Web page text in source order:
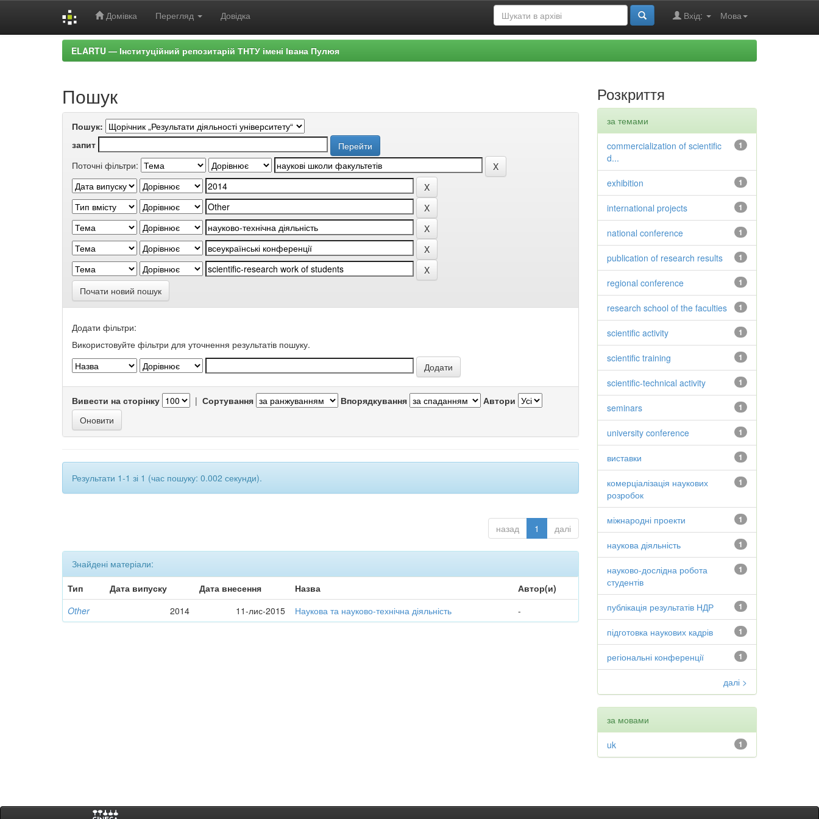
Домівка Перегляд Довідка Мова
Вхід:
ELARTU — Інституційний репозитарій ТНТУ імені Івана Пулюя
Пошук
Пошук:
запит
Поточні фільтри:
Почати новий пошук
Додати фільтри:
Використовуйте фільтри для уточнення результатів пошуку.
Вивести на сторінку | Сортування Впорядкування Автори
Результати 1-1 зі 1 (час пошуку: 0.002 секунди).
назад 1 далі
Знайдені матеріали:
Тип
Дата випуску Дата внесення Назва
Автор(и)
Other
2014 11-лис-2015 Наукова та науково-технічна діяльність -
Розкриття
за темами
1
commercialization of scientific
d...
1
exhibition
1
international projects
1
national conference
1
publication of research results
1
regional conference
1
research school of the faculties
1
scientific activity
1
scientific training
1
scientific-technical activity
1
seminars
1
university conference
1
виставки
1
комерціалізація наукових
розробок
1
міжнародні проекти
1
наукова діяльність
1
науково-дослідна робота
студентів
1
публікація результатів НДР
1
підготовка наукових кадрів
1
регіональні конференції
далі >
за мовами
1
uk